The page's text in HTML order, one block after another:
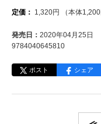
定価： 1,320円 （本体1,200
発売日： 2020年04月25日
9784040645810
ポスト シェア